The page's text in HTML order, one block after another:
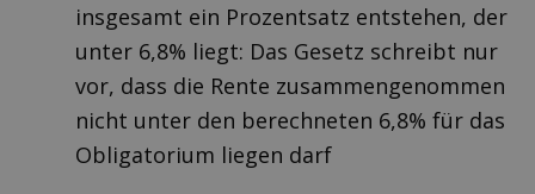
insgesamt ein Prozentsatz entstehen, der
unter 6,8% liegt: Das Gesetz schreibt nur
vor, dass die Rente zusammengenommen
nicht unter den berechneten 6,8% für das
Obligatorium liegen darf